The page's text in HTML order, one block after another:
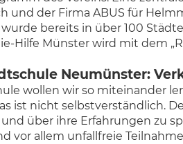
und der Firma ABUS für
bereits in über 100
Hilfe Münster wird mit dem
Neumünster:
wollen wir so miteinander
ist nicht selbstverständlich.
über ihre Erfahrungen zu
vor allem unfallfreie